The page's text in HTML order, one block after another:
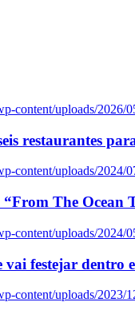
content/uploads/2026/
restaurantes
content/uploads/2024/
The Ocean
content/uploads/2024/
vai festejar dentro
content/uploads/2023/